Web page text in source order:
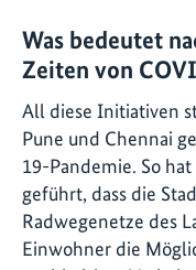
Was bedeutet
Zeiten von
All diese Initiativen
Pune und Chennai
19-Pandemie. So
geführt, dass die
Radwegenetze des
Einwohner die